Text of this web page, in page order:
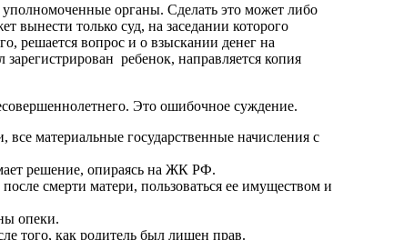
уполномоченные органы. Сделать это может либо
вынести только суд, на заседании которого
решается вопрос и о взыскании денег на
ребенок, направляется копия
Это ошибочное суждение.
материальные государственные начисления с
решение, опираясь на ЖК РФ.
смерти матери, пользоваться ее имуществом и
опеки.
того, как родитель был лишен прав.